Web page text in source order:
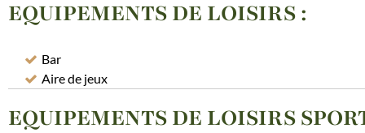
EQUIPEMENTS DE LOISIRS:
Bar
Aire de jeux
EQUIPEMENTS DE LOISIRS